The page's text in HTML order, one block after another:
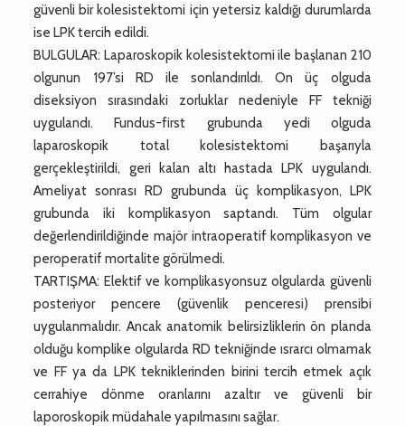
güvenli bir kolesistektomi için yetersiz kaldığı durumlarda
ise LPK tercih edildi.
BULGULAR: Laparoskopik kolesistektomi ile başlanan 210
olgunun 197’si RD ile sonlandırıldı. On üç olguda
diseksiyon sırasındaki zorluklar nedeniyle FF tekniği
uygulandı. Fundus-first grubunda yedi olguda
laparoskopik total kolesistektomi başarıyla
gerçekleştirildi, geri kalan altı hastada LPK uygulandı.
Ameliyat sonrası RD grubunda üç komplikasyon, LPK
grubunda iki komplikasyon saptandı. Tüm olgular
değerlendirildiğinde majör intraoperatif komplikasyon ve
peroperatif mortalite görülmedi.
TARTIŞMA: Elektif ve komplikasyonsuz olgularda güvenli
posteriyor pencere (güvenlik penceresi) prensibi
uygulanmalıdır. Ancak anatomik belirsizliklerin ön planda
olduğu komplike olgularda RD tekniğinde ısrarcı olmamak
ve FF ya da LPK tekniklerinden birini tercih etmek açık
cerrahiye dönme oranlarını azaltır ve güvenli bir
laporoskopik müdahale yapılmasını sağlar.